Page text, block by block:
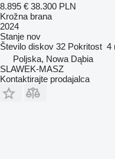
8.895 € 38.300 PLN
Krožna brana
2024
Stanje nov
Število diskov 32 Pokritost 4
Poljska, Nowa Dąbia
SLAWEK-MASZ
Kontaktirajte prodajalca